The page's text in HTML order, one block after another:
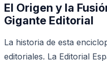
El Origen y la
Gigante Editorial
La historia de esta
editoriales. La Editorial